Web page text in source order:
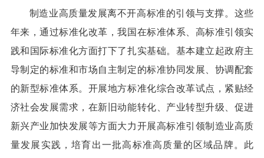
制造业高质量发展离不开高标准的引领与支撑。这些
年来，通过标准化改革，我国在标准体系、高标准引领实
践和国际标准化方面打下了扎实基础。基本建立起政府主
导制定的标准和市场自主制定的标准协同发展、协调配套
的新型标准体系。开展地方标准化综合改革试点，紧贴经
济社会发展需求，在新旧动能转化、产业转型升级、促进
新兴产业加快发展等方面大力开展高标准引领制造业高质
量发展实践，培育出一批高标准高质量的区域品牌。此